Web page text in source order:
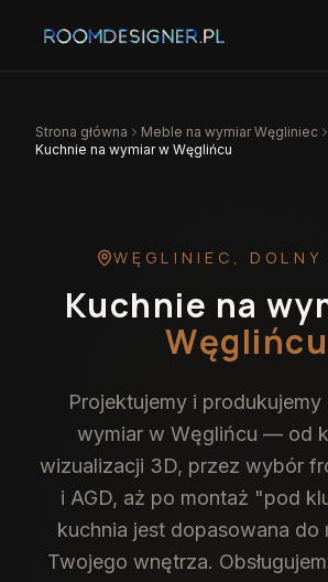
Strona główna Meble na wymiarWęgliniec
Kuchnie na wymiar w Węglińcu
WĘGLINIEC , DOLNY
Kuchnie na
Węglińcu
Projektujemy i produkujemy
wymiar w Węglińcu — od
wizualizacji 3D, przez wybór
i AGD, aż po montaż "pod
kuchnia jest dopasowana do
Twojego wnętrza.